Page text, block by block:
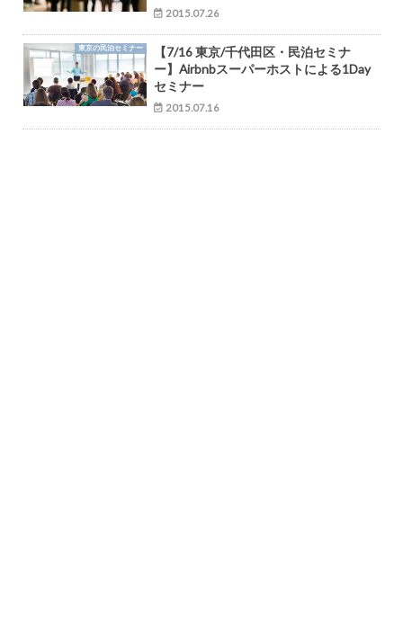
2015.07.26
東京の民泊セミナー
【7/16 東京/千代田区・民泊セミナ
ー】Airbnbスーパーホストによる1Day
セミナー
2015.07.16